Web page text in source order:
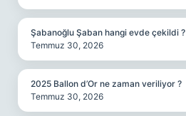
Şabanoğlu Şaban hangi evde çekildi ?
Temmuz 30, 2026
2025 Ballon d’Or ne zaman veriliyor ?
Temmuz 30, 2026